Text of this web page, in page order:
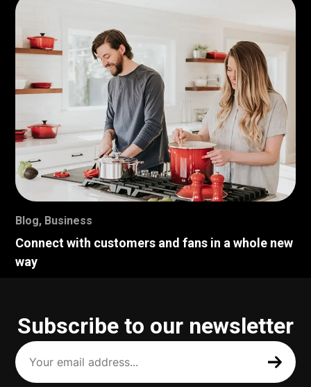
Blog, Business
Connect with customers and fans in a whole new
way
Subscribe to our newsletter
Your
email
address
(Required)